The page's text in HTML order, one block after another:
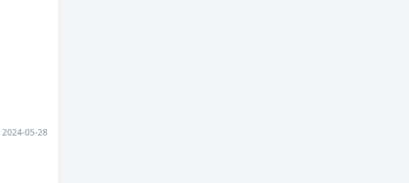
2024-05-28